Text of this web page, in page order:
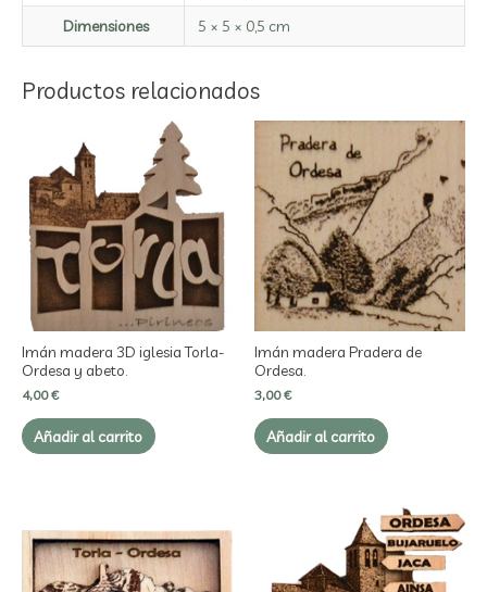
Dimensiones 5 × 5 × 0,5 cm
Productos relacionados
Imán madera 3D iglesia Torla-
Ordesa y abeto.
4,00€
Añadir al carrito
Imán madera Pradera de
Ordesa.
3,00€
Añadir al carrito